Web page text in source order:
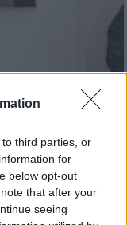
third parties, or
for
below opt-out
that after your
seeing